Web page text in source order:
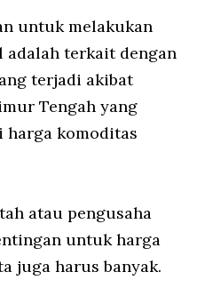
untuk melakukan
terkait dengan
terjadi akibat
Tengah yang
komoditas
atau pengusaha
untuk harga
juga harus banyak.